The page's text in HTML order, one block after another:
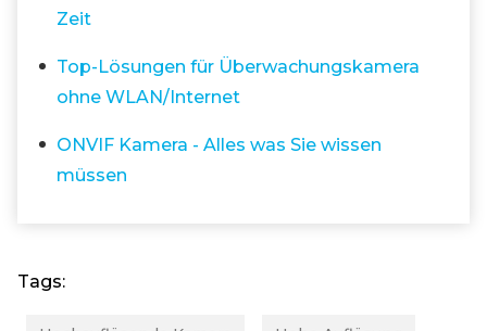
Zeit
Top-Lösungen für Überwachungskamera
ohne WLAN/Internet
ONVIF Kamera - Alles was Sie wissen
müssen
Tags: